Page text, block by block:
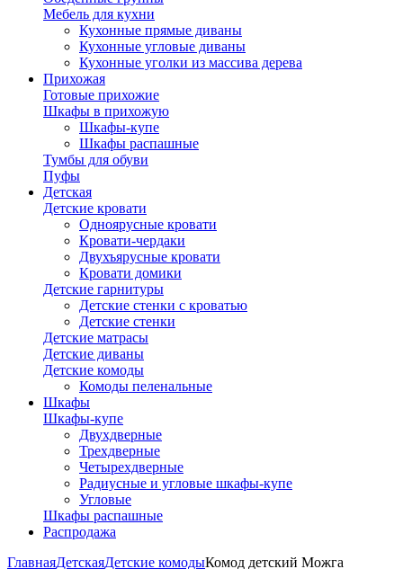
Мебель для кухни
Кухонные прямые диваны
Кухонные угловые диваны
Кухонные уголки из массива дерева
Прихожая
Готовые прихожие
Шкафы в прихожую
Шкафы-купе
Шкафы распашные
Тумбы для обуви
Пуфы
Детская
Детские кровати
Одноярусные кровати
Кровати-чердаки
Двухъярусные кровати
Кровати домики
Детские гарнитуры
Детские стенки с кроватью
Детские стенки
Детские матрасы
Детские диваны
Детские комоды
Комоды пеленальные
Шкафы
Шкафы-купе
Двухдверные
Трехдверные
Четырехдверные
Радиусные и угловые шкафы-купе
Угловые
Шкафы распашные
Распродажа
ГлавнаяДетскаяДетские комодыКомод детский Можга